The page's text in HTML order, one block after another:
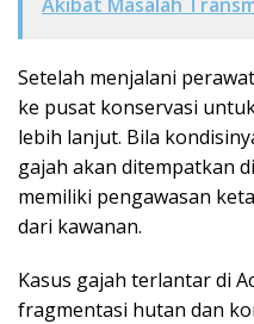
Setelah menjalani
ke pusat konservasi
lebih lanjut. Bila
gajah akan ditempatkan
memiliki pengawasan
dari kawanan.
Kasus gajah terlantar di
fragmentasi hutan dan